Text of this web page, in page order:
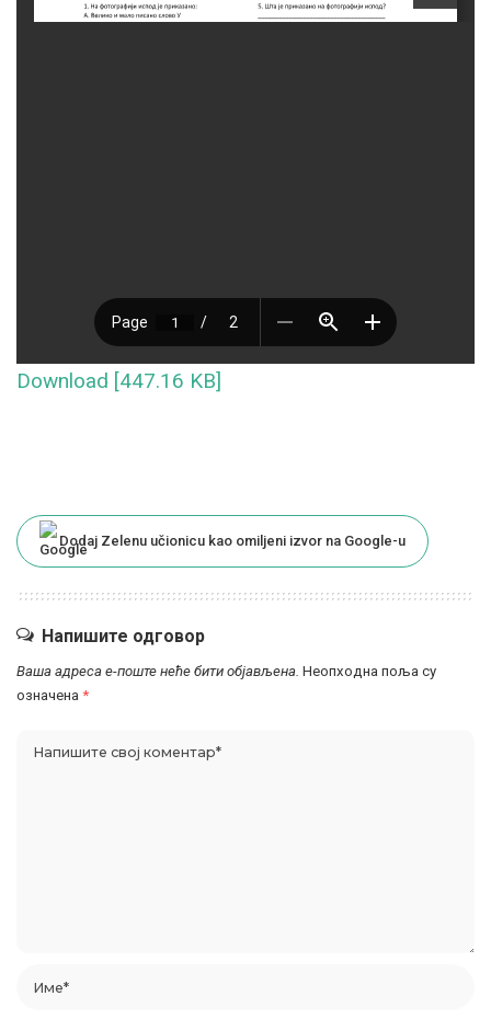
Download [447.16 KB]
Dodaj Zelenu učionicu kao omiljeni izvor na Google-u
Напишите одговор
Ваша адреса е-поште неће бити објављена. Неопходна поља су
означена *